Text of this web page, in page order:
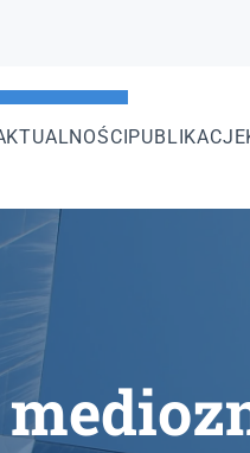
PUBLIKACJE